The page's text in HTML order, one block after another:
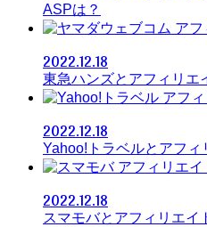
ASPは？
アフ
2022.12.18
東急ハンズとアフィリエ
アフ
2022.12.18
Yahoo!トラベルとアフィ
アフィリエイ
2022.12.18
スマモバとアフィリエイ